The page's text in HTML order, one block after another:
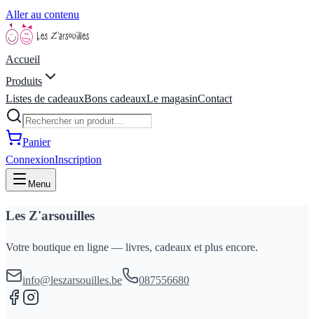
Aller au contenu
Accueil
Produits
Listes de cadeauxBons cadeauxLe magasinContact
Panier
ConnexionInscription
Menu
Les Z'arsouilles
Votre boutique en ligne — livres, cadeaux et plus encore.
info@leszarsouilles.be 087556680